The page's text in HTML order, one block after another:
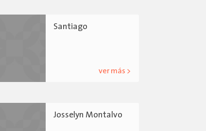
Santiago
ver más >
Josselyn Montalvo